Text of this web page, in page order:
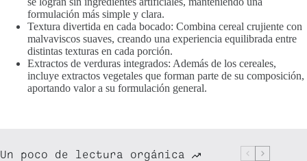
formulación más simple y clara.
Textura divertida en cada bocado: Combina cereal crujiente con
malvaviscos suaves, creando una experiencia equilibrada entre
distintas texturas en cada porción.
Extractos de verduras integrados: Además de los cereales,
incluye extractos vegetales que forman parte de su composición,
aportando valor a su formulación general.
Un poco de lectura orgánica